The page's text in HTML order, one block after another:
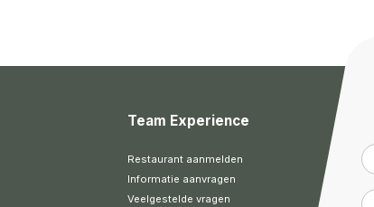
Team Experience
Restaurant aanmelden
Informatie aanvragen
Veelgestelde vragen